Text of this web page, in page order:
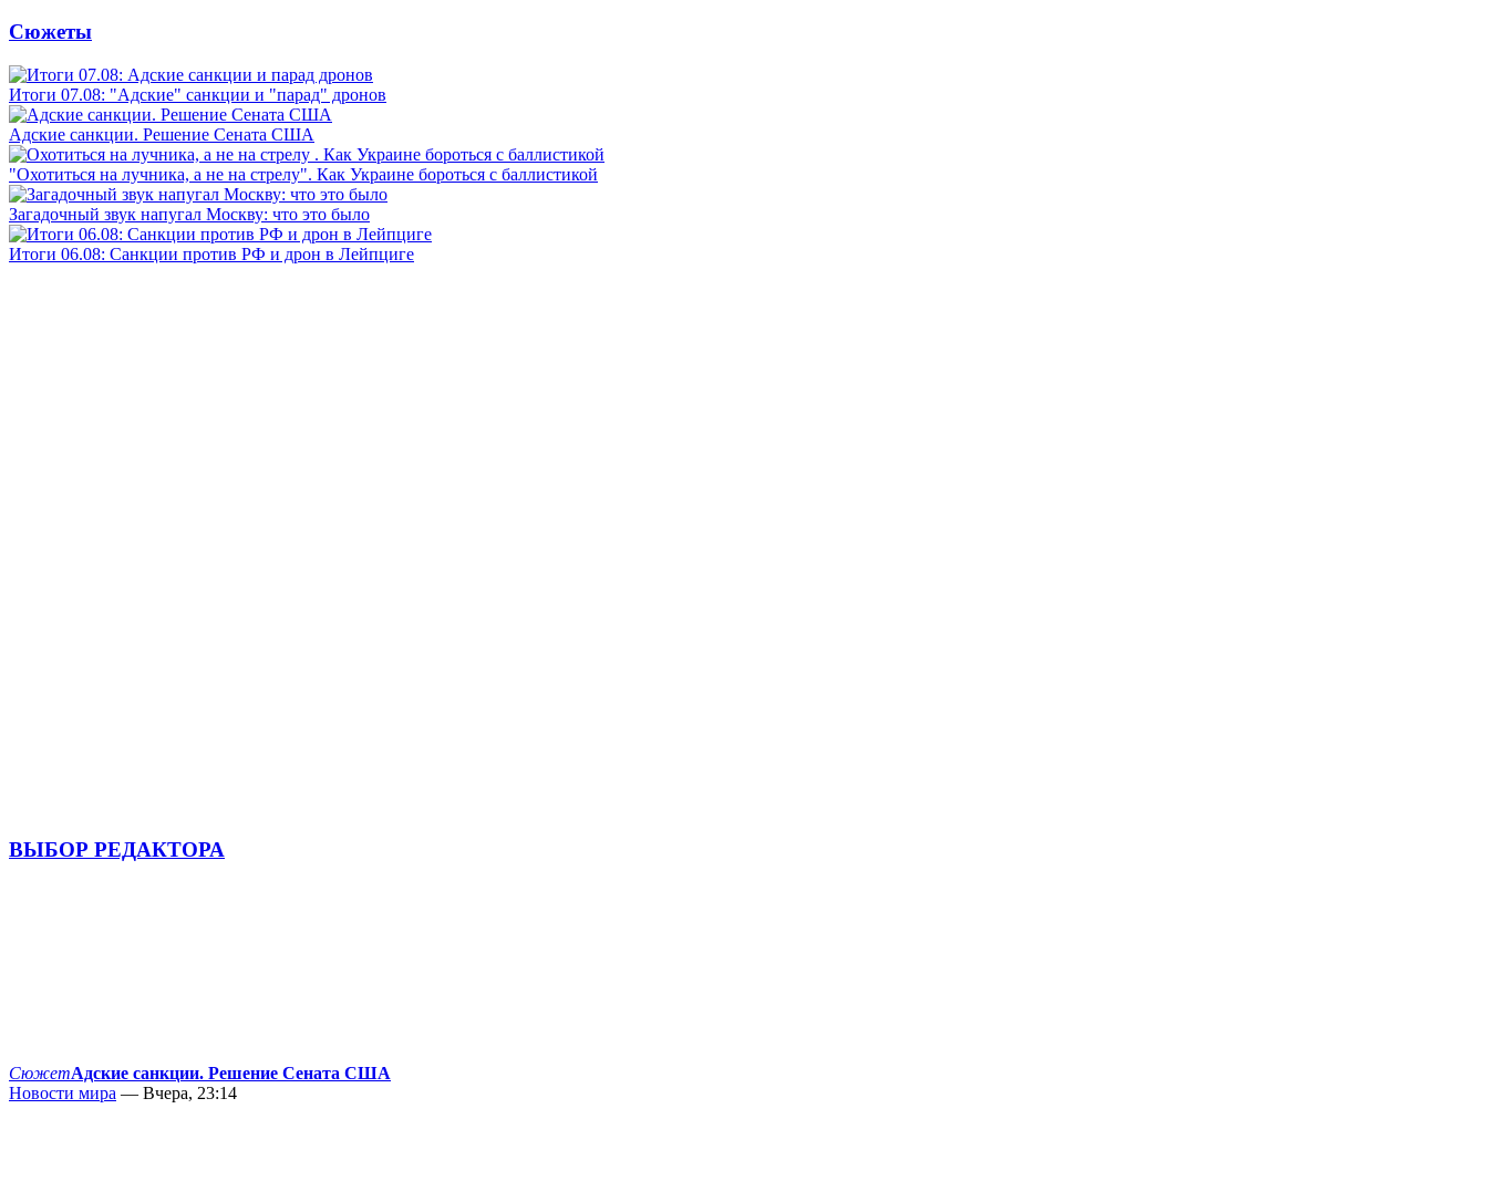
Сюжеты
Итоги 07.08: "Адские" санкции и "парад" дронов
Адские санкции. Решение Сената США
"Охотиться на лучника, а не на стрелу". Как Украине бороться с баллистикой
Загадочный звук напугал Москву: что это было
Итоги 06.08: Санкции против РФ и дрон в Лейпциге
ВЫБОР РЕДАКТОРА
СюжетАдские санкции. Решение Сената США
Новости мира — Вчера, 23:14